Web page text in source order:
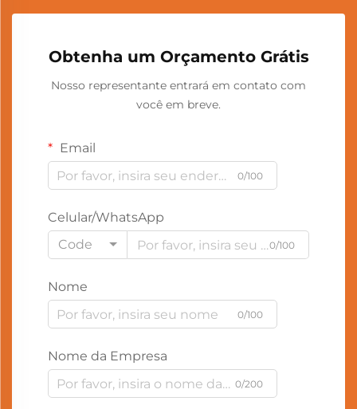
Obtenha um Orçamento Grátis
Nosso representante entrará em contato com
você em breve.
Email
0/100
Celular/WhatsApp
Code
0/100
Nome
0/100
Nome da Empresa
0/200